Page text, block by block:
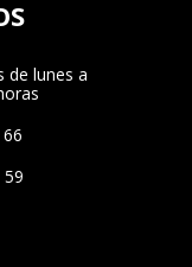
de lunes a
59